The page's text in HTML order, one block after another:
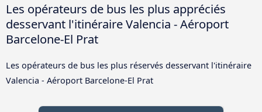
Les opérateurs de bus les plus appréciés
desservant l'itinéraire Valencia - Aéroport
Barcelone-El Prat
Les opérateurs de bus les plus réservés desservant l'itinéraire
Valencia - Aéroport Barcelone-El Prat